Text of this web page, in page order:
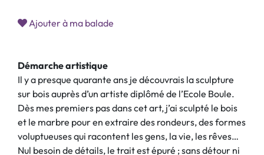
Ajouter à ma balade
Démarche artistique
Il y a presque quarante ans je découvrais la sculpture
sur bois auprès d’un artiste diplômé de l’Ecole Boule.
Dès mes premiers pas dans cet art, j’ai sculpté le bois
et le marbre pour en extraire des rondeurs, des formes
voluptueuses qui racontent les gens, la vie, les rêves…
Nul besoin de détails, le trait est épuré ; sans détour ni